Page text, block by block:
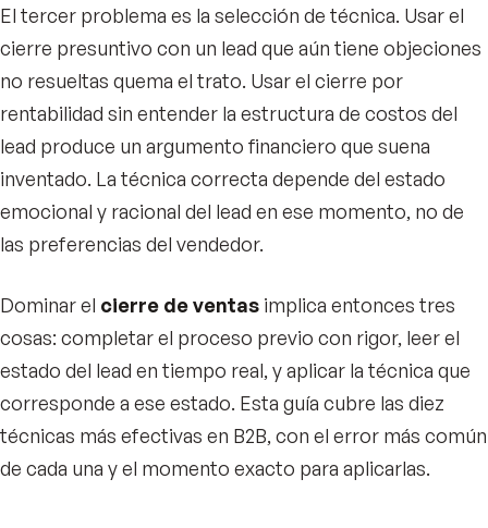
El tercer problema es la selección de técnica. Usar el
cierre presuntivo con un lead que aún tiene objeciones
no resueltas quema el trato. Usar el cierre por
rentabilidad sin entender la estructura de costos del
lead produce un argumento financiero que suena
inventado. La técnica correcta depende del estado
emocional y racional del lead en ese momento, no de
las preferencias del vendedor.
Dominar el cierre de ventas implica entonces tres
cosas: completar el proceso previo con rigor, leer el
estado del lead en tiempo real, y aplicar la técnica que
corresponde a ese estado. Esta guía cubre las diez
técnicas más efectivas en B2B, con el error más común
de cada una y el momento exacto para aplicarlas.